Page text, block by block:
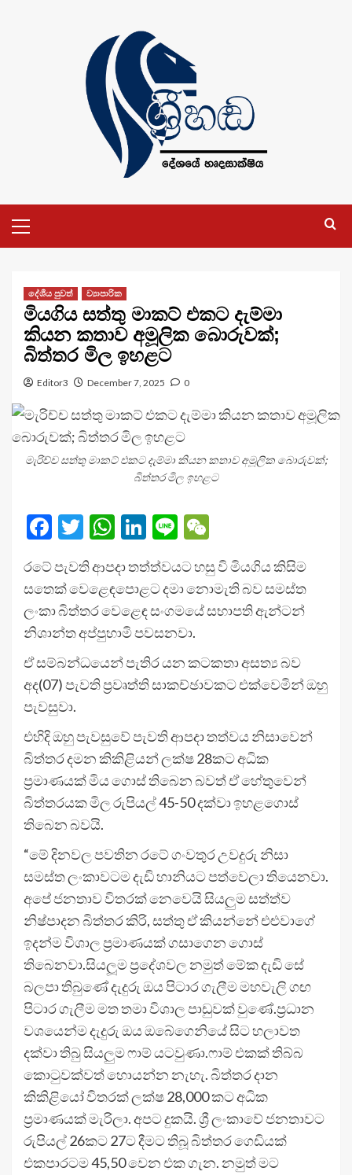
Menu
දේශීය පුවත් ව්‍යාපාරික
මියගිය සත්තු මාකට් එකට දැම්මා
කියන කතාව අමූලික බොරුවක්;
බිත්තර මිල ඉහළට
Editor3 December 7, 2025 0
මැරිච්ච සත්තු මාකට් එකට දැම්මා කියන කතාව අමූලික බොරුවක්;
බිත්තර මිල ඉහළට
Facebook
Twitter
WhatsApp
LinkedIn
Line
රටේ පැවති ආපදා තත්ත්වයට හසු වි මියගිය කිසිම
සතෙක් වෙළෙඳපොළට දමා නොමැති බව සමස්ත
ලංකා බිත්තර වෙළෙඳ සංගමයේ සභාපති ඇන්ටන්
නිශාන්ත අප්පුහාමි පවසනවා.
ඒ සම්බන්ධයෙන් පැතිර යන කටකතා අසත්‍ය බව
අද(07) පැවති ප්‍රවෘත්ති සාකච්ඡාවකට එක්වෙමින් ඔහු
පැවසුවා.
එහිදි ඔහු පැවසුවේ පැවති ආපදා තත්වය නිසාවෙන්
බිත්තර දමන කිකිළියන් ලක්ෂ 28කට අධික
ප්‍රමාණයක් මිය ගොස් තිබෙන බවත් ඒ හේතුවෙන්
බිත්තරයක මිල රුපියල් 45-50 දක්වා ඉහළගොස්
තිබෙන බවයි.
“මේ දිනවල පවතින රටේ ගංවතුර උවදුරු නිසා
සමස්ත ලංකාවටම දැඩි හානියට පත්වෙලා තියෙනවා.
අපේ ජනතාව විතරක් නෙවෙයි සියලුම සත්ත්ව
නිෂ්පාදන බිත්තර කිරි, සත්තු ඒ කියන්නේ එළුවාගේ
ඉදන්ම විශාල ප්‍රමාණයක් ගසාගෙන ගොස්
තිබෙනවා.සියලූම ප්‍රදේශවල නමුත් මේක දැඩි සේ
බලපා තිබුණේ දැදුරු ඔය පිටාර ගැලීම මහවැලි ගඟ
පිටාර ගැලීම මත තමා විශාල පාඩුවක් වුණේ.ප්‍රධාන
වශයෙන්ම දැදුරු ඔය ඔබේගෙනියේ සිට හලාවත
දක්වා තිබු සියලුම ෆාම් යටවුණා.ෆාම් එකක් තිබ්බ
කොටුවක්වත් හොයන්න නැහැ. බිත්තර දාන
කිකිළියෝ විතරක් ලක්ෂ 28,000 කට අධික
ප්‍රමාණයක් මැරිලා. අපට දුකයි. ශ්‍රී ලංකාවේ ජනතාවට
රුපියල් 26කට 27ට දීමට තිබූ බිත්තර ගෙඩියක්
එකපාරටම 45,50 වෙන එක ගැන. නමුත් මට